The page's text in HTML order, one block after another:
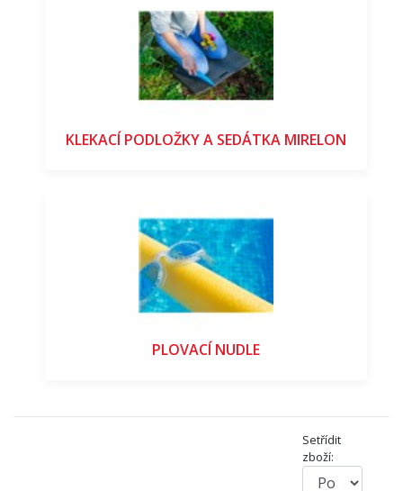
KLEKACÍ PODLOŽKY A SEDÁTKA MIRELON
PLOVACÍ NUDLE
Setřídit
zboží: